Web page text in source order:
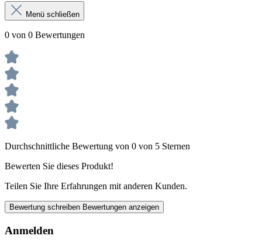
Menü schließen
0 von 0 Bewertungen
Durchschnittliche Bewertung von 0 von 5 Sternen
Bewerten Sie dieses Produkt!
Teilen Sie Ihre Erfahrungen mit anderen Kunden.
Bewertung schreiben Bewertungen anzeigen
Anmelden